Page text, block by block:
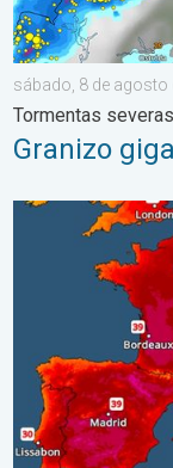
sábado, 8 de agosto
Tormentas severas
Granizo
Incendios